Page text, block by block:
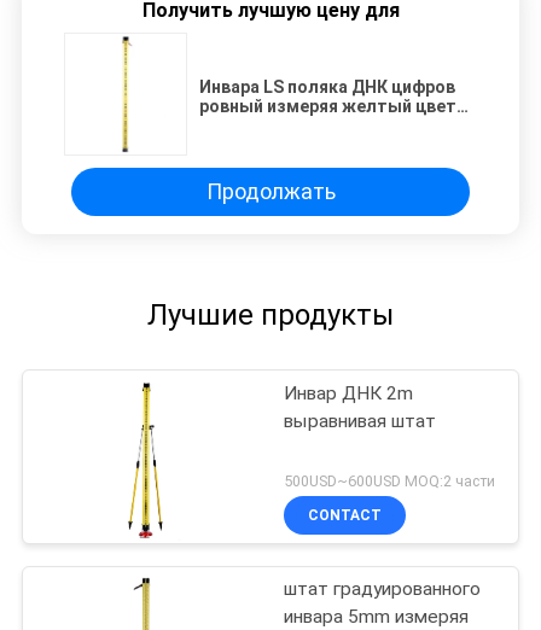
Получить лучшую цену для
Инвара LS поляка ДНК цифров
ровный измеряя желтый цвет
Продолжать
Лучшие продукты
Инвар ДНК 2m
выравнивая штат
500USD~600USD MOQ:2 части
CONTACT
штат градуированного
инвара 5mm измеряя